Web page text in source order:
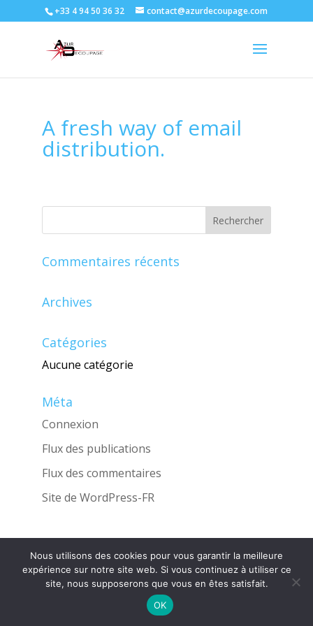
+33 4 94 50 36 32 contact@azurdecoupage.com
A fresh way of email
distribution.
Commentaires récents
Archives
Catégories
Aucune catégorie
Méta
Connexion
Flux des publications
Flux des commentaires
Site de WordPress-FR
Une réalisation de l'AgenceINGLOBO
Nous utilisons des cookies pour vous garantir la meilleure
expérience sur notre site web. Si vous continuez à utiliser ce
site, nous supposerons que vous en êtes satisfait.
OK